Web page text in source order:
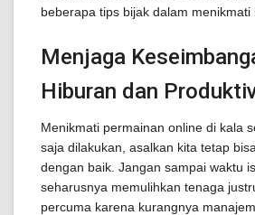
beberapa tips bijak dalam menikmati
Menjaga
Hiburan dan
Menikmati permainan online di kala
saja dilakukan, asalkan kita tetap
dengan baik. Jangan sampai waktu
seharusnya memulihkan tenaga
percuma karena kurangnya